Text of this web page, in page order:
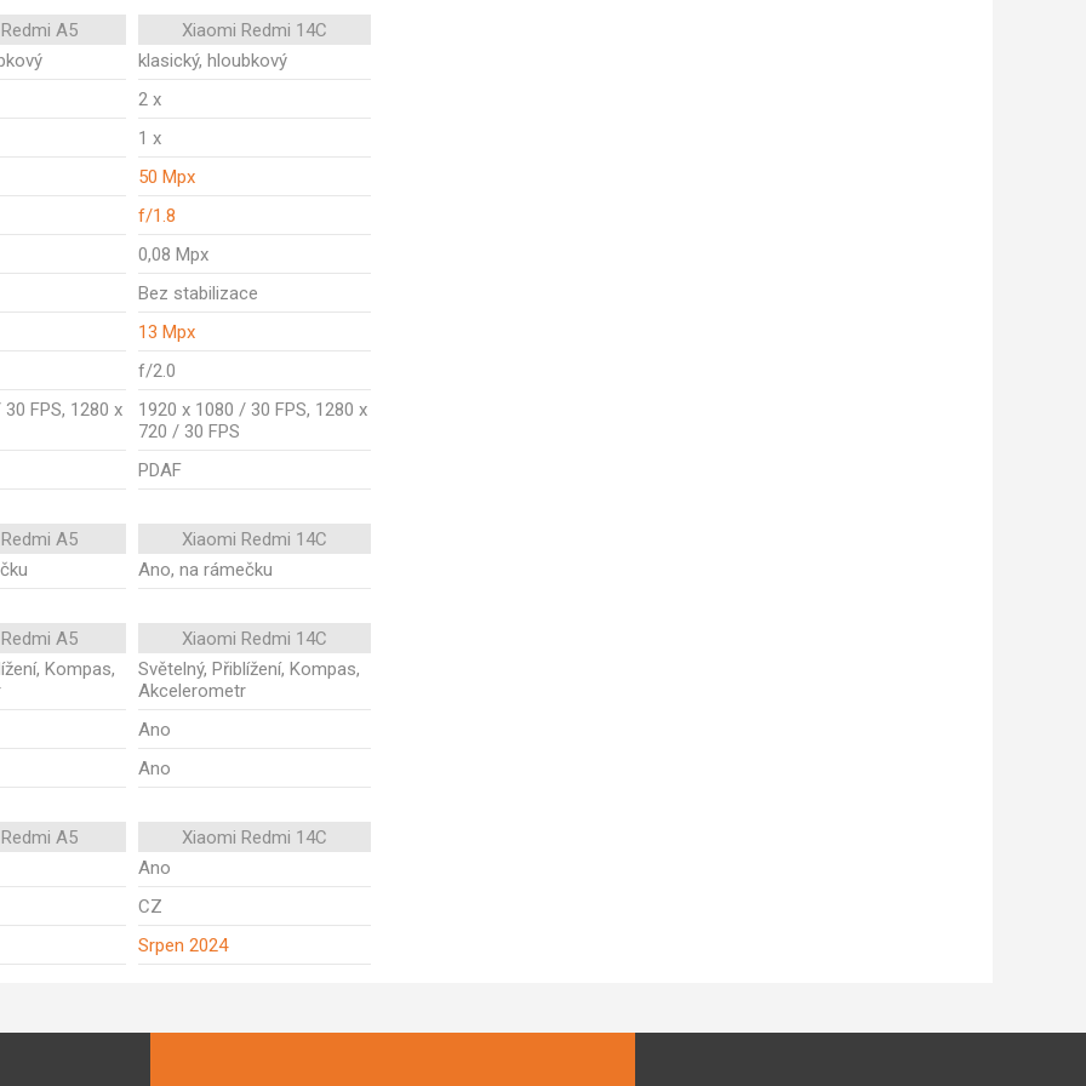
A5
Xiaomi Redmi 14C
klasický, hloubkový
2 x
1 x
50 Mpx
f/1.8
0,08 Mpx
Bez stabilizace
13 Mpx
f/2.0
FPS, 1280 x
1920 x 1080 / 30 FPS, 1280 x
720 / 30 FPS
PDAF
A5
Xiaomi Redmi 14C
Ano, na rámečku
A5
Xiaomi Redmi 14C
Kompas,
Světelný, Přiblížení, Kompas,
Akcelerometr
Ano
Ano
A5
Xiaomi Redmi 14C
Ano
CZ
Srpen 2024